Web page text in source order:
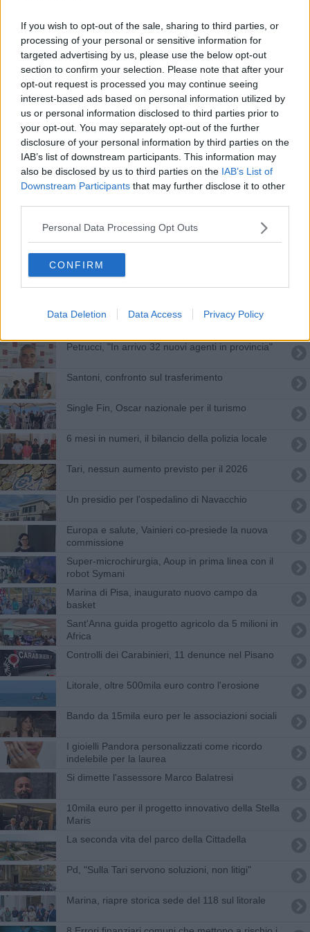
If you wish to opt-out of the sale, sharing to third parties, or
processing of your personal or sensitive information for
targeted advertising by us, please use the below opt-out
section to confirm your selection. Please note that after your
opt-out request is processed you may continue seeing
interest-based ads based on personal information utilized by
us or personal information disclosed to third parties prior to
your opt-out. You may separately opt-out of the further
disclosure of your personal information by third parties on the
IAB’s list of downstream participants. This information may
also be disclosed by us to third parties on the IAB’s List of
Downstream Participants that may further disclose it to other
Personal Data Processing Opt Outs
CONFIRM
Data Deletion Data Access Privacy Policy
Conclusi i lavori all'ex chiesa di San Marco in
Calcesana
Rifiuti, Rollo: "Tari aumentata fino al 50%"
Rifiuti, Cascina: differenziata oltre l'81%
Rifiuti, Lega. "Basta tasse e scelte senza
coraggio"
Cesvot e Ikea Pisa insieme per il sociale
Attività sanitarie di comunità, nuova responsabile
Casa della Donna, comodato fino al 2031
Occhio alla truffa, Geofor mette in guardia da falsi
operatori
Laura Roas guida la Medicina legale di Pisa
Agente ferito al Don Bosco, ennesima
Petrucci, "In arrivo 32 nuovi agenti in provincia"
Santoni, confronto sul trasferimento
Single Fin, Oscar nazionale per il turismo
6 mesi in numeri, il bilancio della polizia locale
Tari, nessun aumento previsto per il 2026
Un presidio per l'ospedalino di Navacchio
Europa e salute, Vainieri co-presiede la nuova
commissione
Super-microchirurgia, Aoup in prima linea con il
robot Symani
Marina di Pisa, inaugurato nuovo campo da
basket
Sant'Anna guida progetto agricolo da 5 milioni in
Africa
Controlli dei Carabinieri, 11 denunce nel Pisano
Litorale, oltre 500mila euro contro l'erosione
Bando da 15mila euro per le associazioni sociali
I gioielli Pandora personalizzati come ricordo
indelebile per la laurea
Si dimette l'assessore Marco Balatresi
10mila euro per il progetto innovativo della Stella
Maris
La seconda vita del parco della Cittadella
Pd, "Sulla Tari servono soluzioni, non litigi"
Marina, riapre storica sede del 118 sul litorale